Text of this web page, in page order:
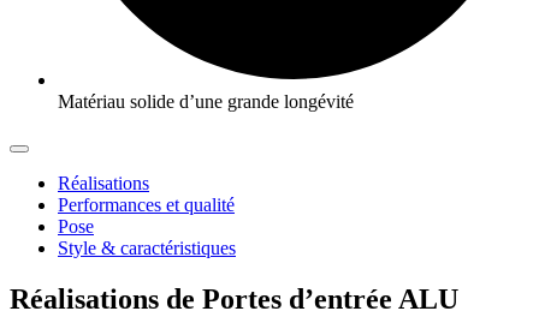
Matériau solide d’une grande longévité
Réalisations
Performances et qualité
Pose
Style & caractéristiques
Réalisations de Portes d’entrée ALU